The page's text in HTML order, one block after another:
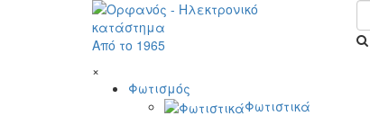
Από το 1965
×
Φωτισμός
Φωτιστικά